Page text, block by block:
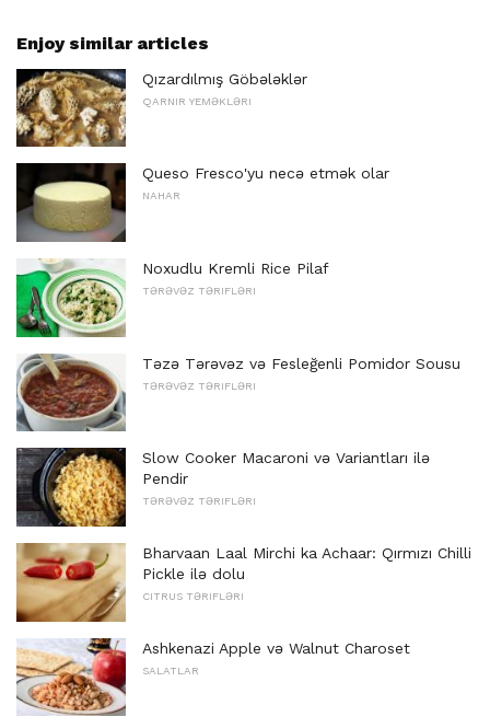
Enjoy similar articles
Qızardılmış Göbələklər
QARNIR YEMƏKLƏRI
Queso Fresco'yu necə etmək olar
NAHAR
Noxudlu Kremli Rice Pilaf
TƏRƏVƏZ TƏRIFLƏRI
Təzə Tərəvəz və Fesleğenli Pomidor Sousu
TƏRƏVƏZ TƏRIFLƏRI
Slow Cooker Macaroni və Variantları ilə
Pendir
TƏRƏVƏZ TƏRIFLƏRI
Bharvaan Laal Mirchi ka Achaar: Qırmızı Chilli
Pickle ilə dolu
CITRUS TƏRIFLƏRI
Ashkenazi Apple və Walnut Charoset
SALATLAR